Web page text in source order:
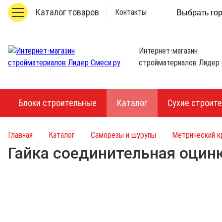
Каталог товаров Контакты Выбрать
Интернет-магазин
стройматериалов Лидер
Блоки строительные Каталог Сухие
Главная Каталог Саморезы и шурупы Метрический
Гайка соединительная